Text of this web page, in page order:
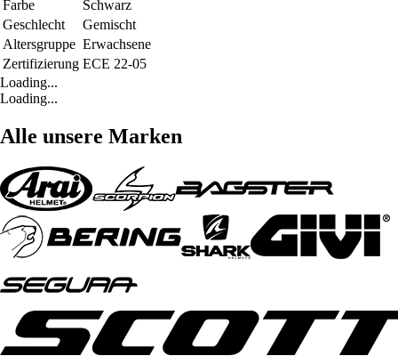
Farbe
Schwarz
Geschlecht
Gemischt
Altersgruppe Erwachsene
Zertifizierung ECE 22-05
Loading...
Loading...
Alle unsere Marken